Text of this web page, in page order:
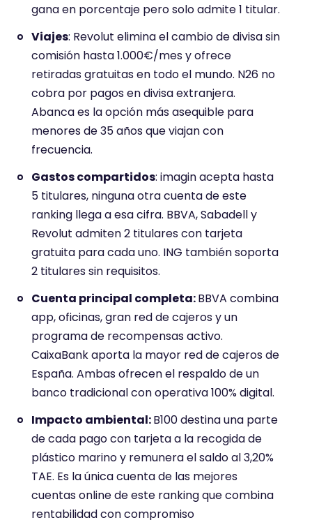
gana en porcentaje pero solo admite 1 titular.
Viajes: Revolut elimina el cambio de divisa sin
comisión hasta 1.000€/mes y ofrece
retiradas gratuitas en todo el mundo. N26 no
cobra por pagos en divisa extranjera.
Abanca es la opción más asequible para
menores de 35 años que viajan con
frecuencia.
Gastos compartidos: imagin acepta hasta
5 titulares, ninguna otra cuenta de este
ranking llega a esa cifra. BBVA, Sabadell y
Revolut admiten 2 titulares con tarjeta
gratuita para cada uno. ING también soporta
2 titulares sin requisitos.
Cuenta principal completa:BBVA combina
app, oficinas, gran red de cajeros y un
programa de recompensas activo.
CaixaBank aporta la mayor red de cajeros de
España. Ambas ofrecen el respaldo de un
banco tradicional con operativa 100% digital.
Impacto ambiental:B100 destina una parte
de cada pago con tarjeta a la recogida de
plástico marino y remunera el saldo al 3,20%
TAE. Es la única cuenta de las mejores
cuentas online de este ranking que combina
rentabilidad con compromiso